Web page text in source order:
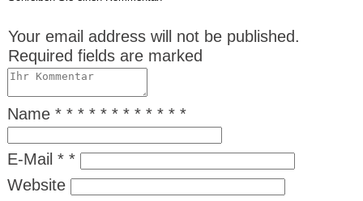
Your email address will not be published.
Required fields are marked
Name * * * * * * * * * * * *
E-Mail * *
Website